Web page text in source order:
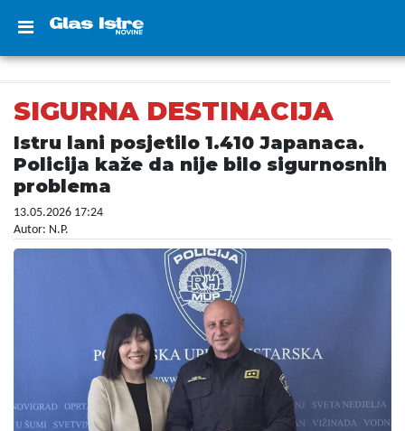
SIGURNA DESTINACIJA
Istru lani posjetilo 1.410 Japanaca.
Policija kaže da nije bilo sigurnosnih
problema
13.05.2026 17:24
Autor: N.P.